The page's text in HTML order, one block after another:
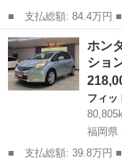
■ 支払総額: 84.4万円 ■ 車両本体価格： 698,000 円 ■ メーカー
名： ホンダ ■ 車種名
名： Ｌパッケージ
ラ ＬＥＤヘッド...
熊本 熊本市 フ
ホン
ショ
フィッ
福岡県
■ 支払総額: 39.8万円 ■ 車両本体価格： 218,000 円 ■ メーカー